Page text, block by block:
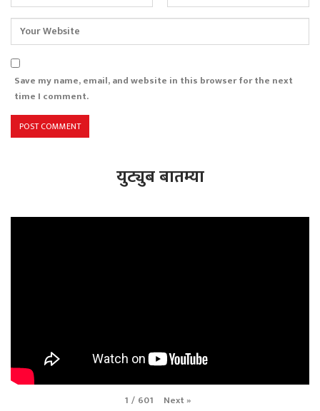
Save my name, email, and website in this browser for the next
time I comment.
युट्युब बातम्या
1 / 601 Next»